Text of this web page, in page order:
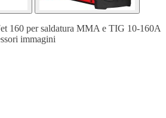
160 per saldatura MMA e TIG 10-160A
immagini